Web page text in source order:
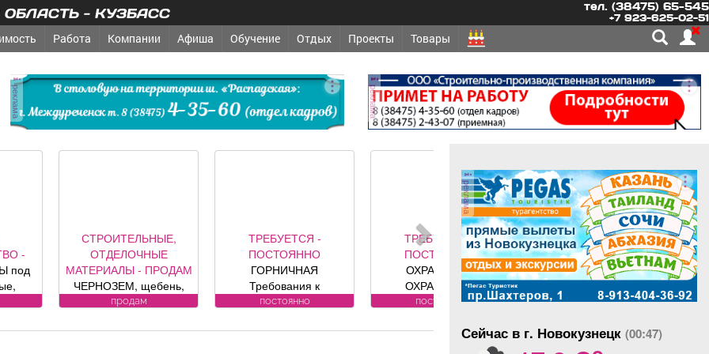
- КУЗБАСС тел. (38475) 65-545
+7 923-625-02-51
Работа Компании Афиша Обучение Отдых Проекты Товары
реклама реклама
ОТДЕЛОЧНЫЕ
- ПРОДАМ
щебень,
под заказ,
ТРЕБУЕТСЯ -
ПОСТОЯННО
ГОРНИЧНАЯ
Требования к
кандидату: без опыта
-Влажная и сухая
ТРЕБУЕТСЯ -
ПОСТОЯННО
ВОДИТЕЛИ Требования
Условия:
реклама
Сейчас в г. Новокузнецк (00:47)